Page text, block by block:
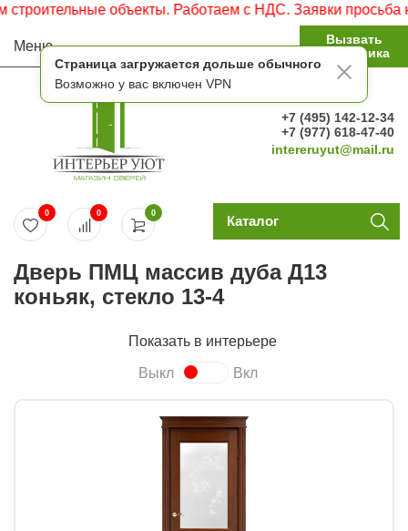
Страница загружается дольше обычного
Возможно у вас включен VPN
объекты. Работаем с НДС. Заявки просьба
Меню
Вызвать
замерщика
+7 (495) 142-12-34
+7 (977) 618-47-40
intereruyut@mail.ru
0
0 0 Каталог
Дверь ПМЦ массив дуба Д13
коньяк, стекло 13-4
Показать в интерьере
Выкл Вкл